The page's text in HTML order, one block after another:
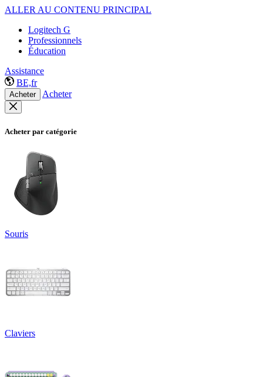
ALLER AU CONTENU PRINCIPAL
Logitech G
Professionnels
Éducation
Assistance
BE,fr
Acheter Acheter
Acheter par catégorie
Souris
Claviers